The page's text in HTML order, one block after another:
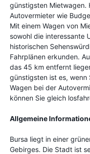
günstigsten Mietwagen.
Autovermieter wie
Mit einem Wagen von
sowohl die interessante
historischen
Fahrplänen erkunden.
das 45 km entfernt
günstigsten ist es, wenn
Wagen bei der
können Sie gleich
Allgemeine
Bursa liegt in einer
Gebirges. Die Stadt ist